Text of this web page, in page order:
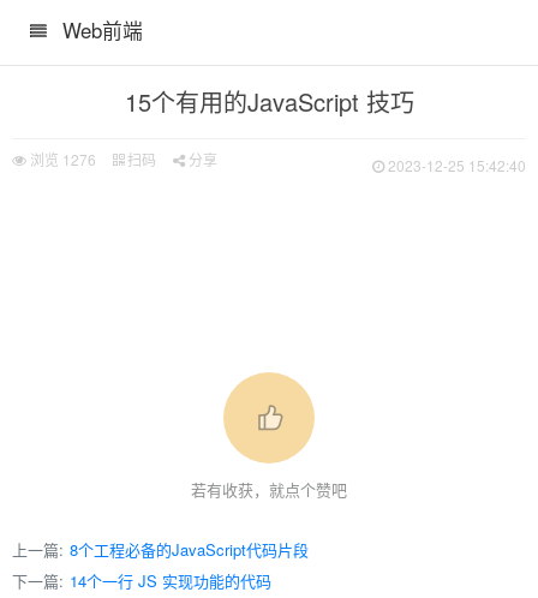
Web前端
15个有用的JavaScript 技巧
浏览 1276 扫码 分享 2023-12-25 15:42:40
若有收获，就点个赞吧
上一篇: 8个工程必备的JavaScript代码片段
下一篇: 14个一行 JS 实现功能的代码